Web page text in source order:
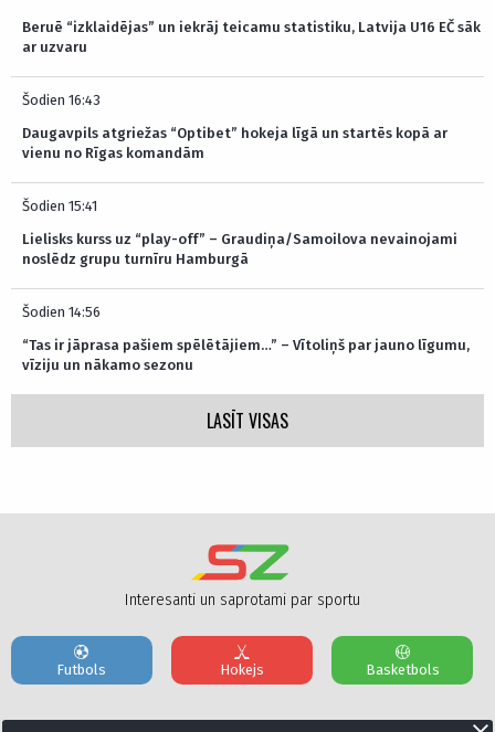
Beruē “izklaidējas” un iekrāj teicamu statistiku, Latvija U16 EČ sāk
ar uzvaru
Šodien 16:43
Daugavpils atgriežas “Optibet” hokeja līgā un startēs kopā ar
vienu no Rīgas komandām
Šodien 15:41
Lielisks kurss uz “play-off” – Graudiņa/Samoilova nevainojami
noslēdz grupu turnīru Hamburgā
Šodien 14:56
“Tas ir jāprasa pašiem spēlētājiem…” – Vītoliņš par jauno līgumu,
vīziju un nākamo sezonu
LASĪT VISAS
Interesanti un saprotami par sportu
Futbols Hokejs Basketbols